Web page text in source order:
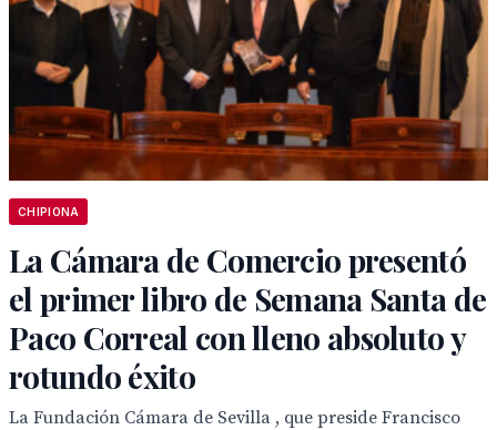
CHIPIONA
La Cámara de Comercio presentó
el primer libro de Semana Santa de
Paco Correal con lleno absoluto y
rotundo éxito
La Fundación Cámara de Sevilla , que preside Francisco